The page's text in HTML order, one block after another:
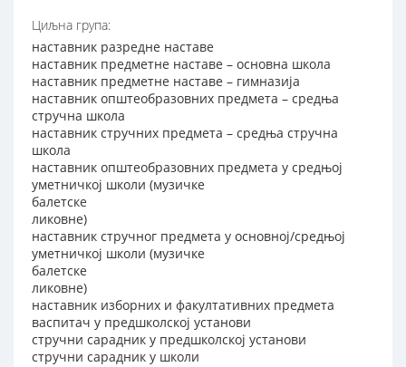
Циљна група:
наставник разредне наставе
наставник предметне наставе – основна школа
наставник предметне наставе – гимназија
наставник општеобразовних предмета – средња
стручна школа
наставник стручних предмета – средња стручна
школа
наставник општеобразовних предмета у средњој
уметничкој школи (музичке
балетске
ликовне)
наставник стручног предмета у основној/средњој
уметничкој школи (музичке
балетске
ликовне)
наставник изборних и факултативних предмета
васпитач у предшколској установи
стручни сарадник у предшколској установи
стручни сарадник у школи